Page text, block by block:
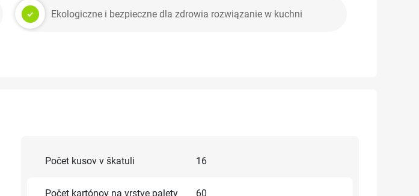
Ekologiczne i bezpieczne dla zdrowia rozwiązanie w kuchni
Počet kusov v škatuli 16
Počet kartónov na vrstve palety 60